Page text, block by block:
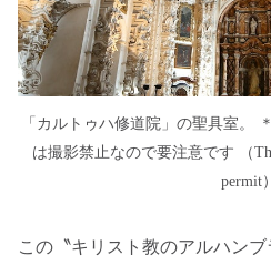
「カルトゥハ修道院」の聖具室。
は撮影禁止なので要注意です （
permit）
この〝キリスト教のアルハン